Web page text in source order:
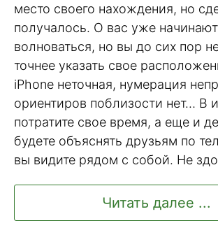
место своего нахождения, но
получалось. О вас уже начинают
волноваться, но вы до сих пор
точнее указать свое
iPhone неточная, нумерация
ориентиров поблизости нет… В
потратите свое время, а еще и
будете объяснять друзьям по
вы видите рядом с собой. Не
Читать далее ...